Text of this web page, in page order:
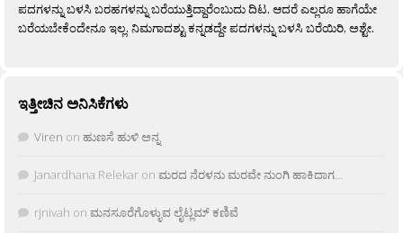
ಪದಗಳನ್ನು ಬಳಸಿ ಬರಹಗಳನ್ನು ಬರೆಯುತ್ತಿದ್ದಾರೆಂಬುದು ದಿಟ. ಆದರೆ ಎಲ್ಲರೂ ಹಾಗೆಯೇ
ಬರೆಯಬೇಕೆಂದೇನೂ ಇಲ್ಲ. ನಿಮಗಾದಶ್ಟು ಕನ್ನಡದ್ದೇ ಪದಗಳನ್ನು ಬಳಸಿ ಬರೆಯಿರಿ, ಅಶ್ಟೇ.
ಇತ್ತೀಚಿನ ಅನಿಸಿಕೆಗಳು
Viren on ಹುಣಸೆ ಹುಳಿ ಅನ್ನ
Janardhana Relekar on ಮರದ ನೆರಳನು ಮರವೇ ನುಂಗಿ ಹಾಕಿದಾಗ…
rjnivah on ಮನಸೂರೆಗೊಳ್ಳುವ ಲೈಟ್ಲಮ್ ಕಣಿವೆ